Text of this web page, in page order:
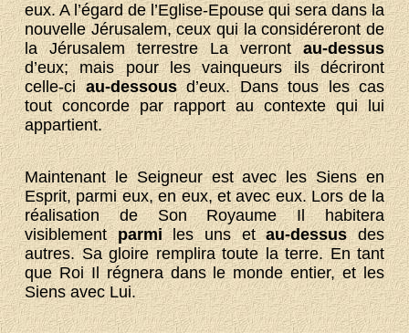
eux. A l’égard de l’Eglise-Epouse qui sera dans la
nouvelle Jérusalem, ceux qui la considéreront de
la Jérusalem terrestre La verrontau-dessus
d’eux; mais pour les vainqueurs ils décriront
celle-ciau-dessousd’eux. Dans tous les cas
tout concorde par rapport au contexte qui lui
appartient.
Maintenant le Seigneur est avec les Siens en
Esprit, parmi eux, en eux, et avec eux. Lors de la
réalisation de Son Royaume Il habitera
visiblementparmiles uns etau-dessusdes
autres. Sa gloire remplira toute la terre. En tant
que Roi Il régnera dans le monde entier, et les
Siens avec Lui.